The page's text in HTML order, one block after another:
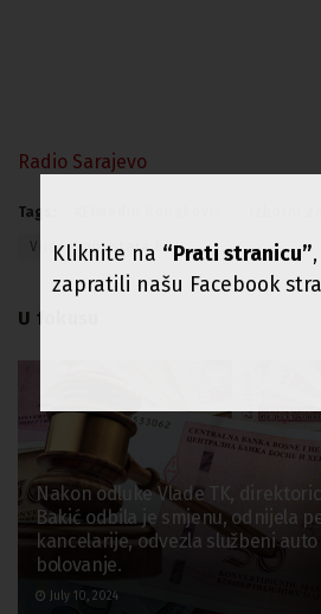
Radio Sarajevo
Tags:
Vijeće ministara BiH
U fokusu
Nakon odluke Vlade TK,
Bakić odbila je smjenu, odnijela
kancelarije, odvezla službeni auto
bolovanje.
July 10, 2024
Kliknite na “Prati stranicu”
zapratili našu Facebook